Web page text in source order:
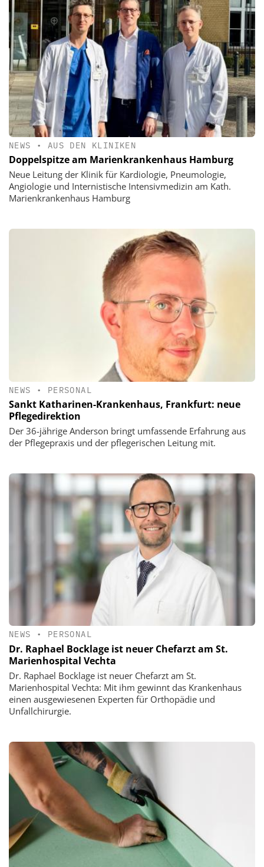
NEWS • AUS DEN KLINIKEN
Doppelspitze am Marienkrankenhaus Hamburg
Neue Leitung der Klinik für Kardiologie, Pneumologie,
Angiologie und Internistische Intensivmedizin am Kath.
Marienkrankenhaus Hamburg
NEWS • PERSONAL
Sankt Katharinen-Krankenhaus, Frankfurt: neue
Pflegedirektion
Der 36-jährige Anderson bringt umfassende Erfahrung aus
der Pflegepraxis und der pflegerischen Leitung mit.
NEWS • PERSONAL
Dr. Raphael Bocklage ist neuer Chefarzt am St.
Marienhospital Vechta
Dr. Raphael Bocklage ist neuer Chefarzt am St.
Marienhospital Vechta: Mit ihm gewinnt das Krankenhaus
einen ausgewiesenen Experten für Orthopädie und
Unfallchirurgie.